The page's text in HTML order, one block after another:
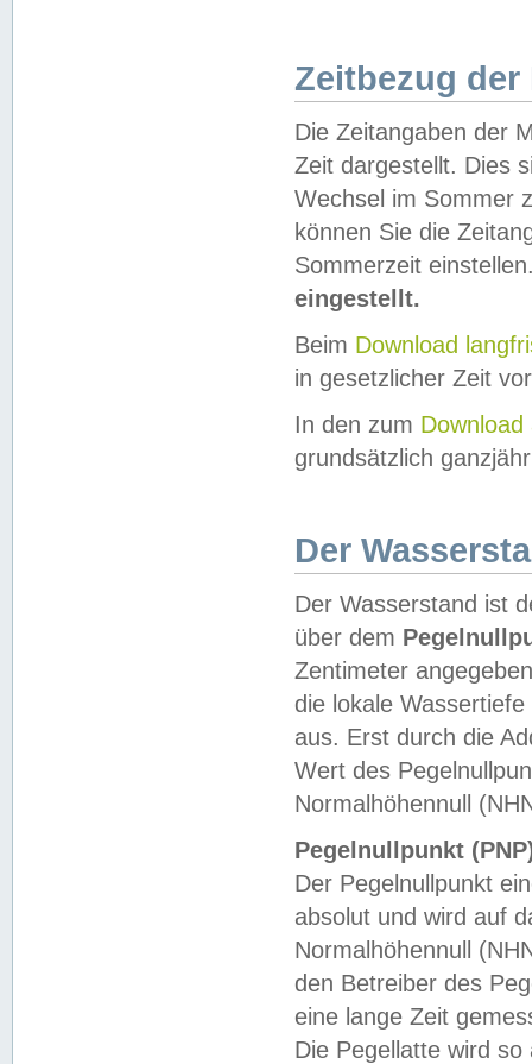
Zeitbezug der
Die Zeitangaben der
Zeit dargestellt. Dies
Wechsel im Sommer
können Sie die
Sommerzeit
eingestellt.
Beim Download
in gesetzlicher Zeit
In den zum Download
grundsätzlich
Der
Der Wasserstand ist
über dem
Zentimeter
die lokale
aus. Erst durch die
Wert des
Normalhöhennull
Pegelnullpunkt
Der Pegelnullpunkt
absolut und wird auf
Normalhöhennull
den Betreiber des
eine lange Zeit
Die Pegellatte wird